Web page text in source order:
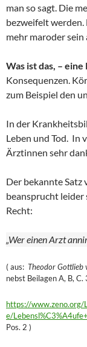
man so sagt. Die
bezweifelt
mehr maroder sein
Was ist das, –
Konsequenzen.
zum Beispiel den
In der
Leben und Tod. In
Ärztinnen sehr
Der bekannte Satz
beansprucht leider
Recht:
„Wer einen Arzt
( aus: Theodor Gottlieb
nebst Beilagen A, B,
https://
e/
Pos. 2 )